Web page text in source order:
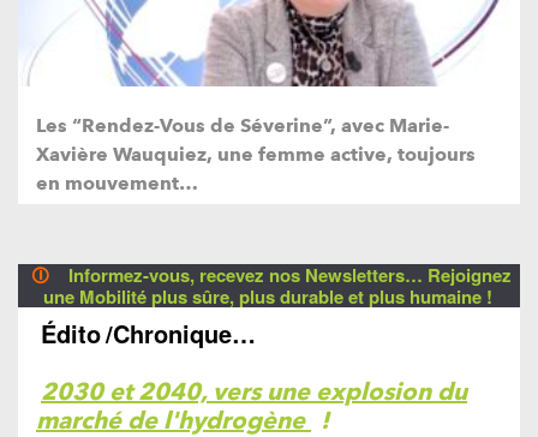
Les “Rendez-Vous de Séverine”, avec Marie-
Xavière Wauquiez, une femme active, toujours
en mouvement…
🛈
Informez-vous, recevez nos Newsletters… Rejoignez
une Mobilité plus sûre, plus durable et plus humaine !
Édito/Chronique…
2030 et 2040, vers une explosion du
marché de l'hydrogène !